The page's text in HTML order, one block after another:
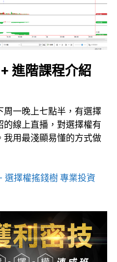
進階課程介紹
一晚上七點半，有選擇
的線上直播，對選擇權有
用最淺顯易懂的方式做
選擇權搖錢樹 專業投資